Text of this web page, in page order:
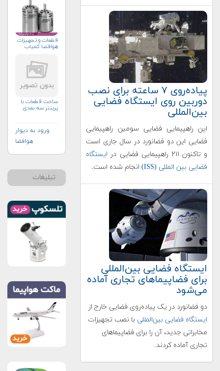
پیاده‌روی ۷ ساعته برای نصب
دوربین روی ایستگاه فضایی
بین‌المللی
این راهپیمایی فضایی سومین راهپیمایی
فضایی این دو فضانورد در سال جاری است
و تاکنون ۲۱۱ راهپیمایی فضایی در
ایستگاه
فضایی بین المللی (ISS)
انجام شده است.
ایستگاه فضایی بین‌المللی
برای فضاپیماهای تجاری آماده
می‌شود
دو فضانورد در یک پیاده‌روی فضایی خارج از
ایستگاه فضایی بین‌المللی با نصب تجهیزات
مخابراتی جدید، آن را برای فضاپیماهای
تجاری آماده کردند.
قطعات و تجهیزات
هوافضا کمیاب
ساخت قطعات با
پرینتر سه بعدی
ورود به دیوار
هوافضا
تبلیغات